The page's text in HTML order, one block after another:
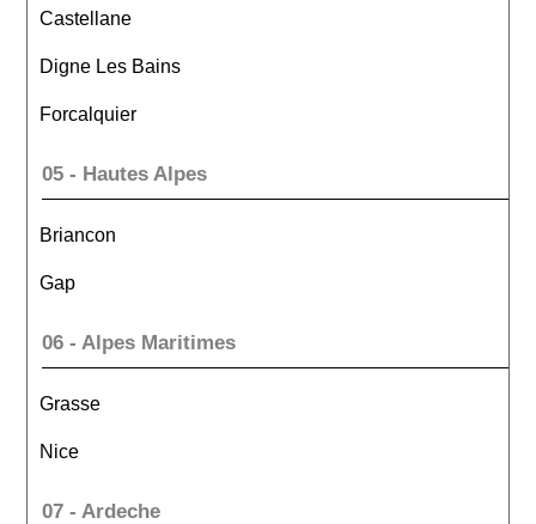
Castellane
Digne Les Bains
Forcalquier
05 - Hautes Alpes
Briancon
Gap
06 - Alpes Maritimes
Grasse
Nice
07 - Ardeche